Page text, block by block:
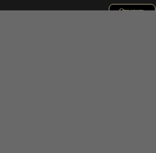
Ответить